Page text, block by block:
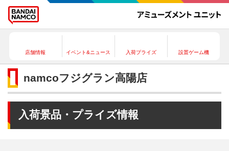
店舗情報 イベント&ニュース 入荷プライズ 設置ゲーム機
namcoフジグラン高陽店
入荷景品・プライズ情報